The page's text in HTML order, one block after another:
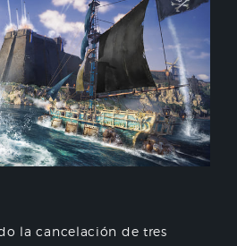
la cancelación de tres